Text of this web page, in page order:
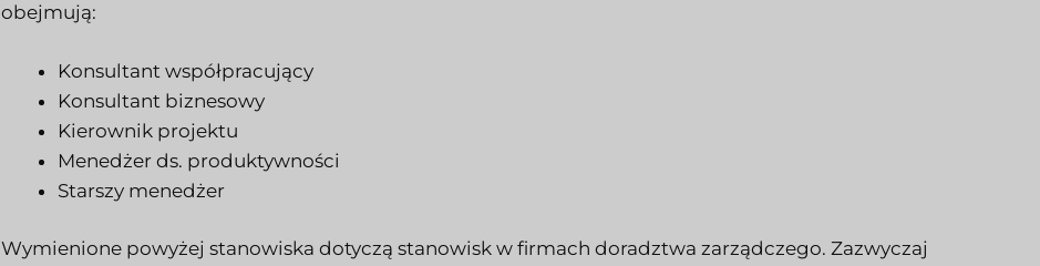
obejmują:
Konsultant współpracujący
Konsultant biznesowy
Kierownik projektu
Menedżer ds. produktywności
Starszy menedżer
Wymienione powyżej stanowiska dotyczą stanowisk w firmach doradztwa zarządczego. Zazwyczaj